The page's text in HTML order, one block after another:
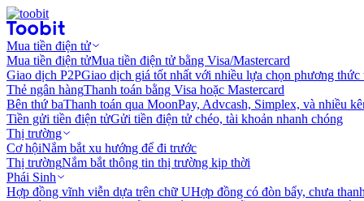
Mua tiền điện tử
Mua tiền điện tửMua tiền điện tử bằng Visa/Mastercard
Giao dịch P2PGiao dịch giá tốt nhất với nhiều lựa chọn phương thức
Thẻ ngân hàngThanh toán bằng Visa hoặc Mastercard
Bên thứ baThanh toán qua MoonPay, Advcash, Simplex, và nhiều
Tiền gửi tiền điện tửGửi tiền điện tử chéo, tài khoản nhanh chóng
Thị trường
Cơ hộiNắm bắt xu hướng để đi trước
Thị trườngNắm bắt thông tin thị trường kịp thời
Phái Sinh
Hợp đồng vĩnh viễn dựa trên chữ UHợp đồng có đòn bẩy, chưa